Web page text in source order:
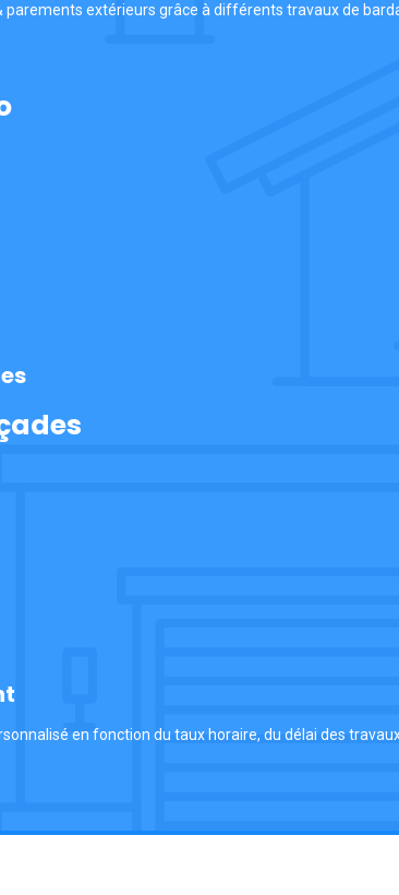
parements extérieurs grâce à différents travaux de
en fonction du taux horaire, du délai des